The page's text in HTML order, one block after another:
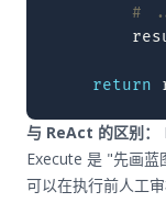
# ...
return
与 ReAct 的区别：
Execute 是 "先画
可以在执行前人工审